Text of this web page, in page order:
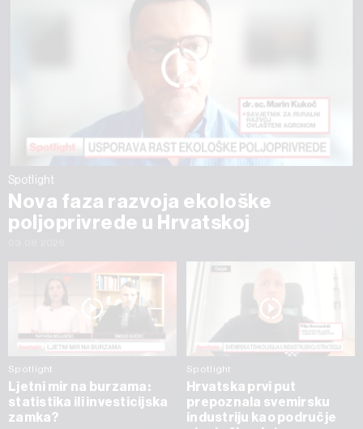
Spotlight
Nova faza razvoja ekološke
poljoprivrede u Hrvatskoj
Spotlight
Ljetni mir na burzama:
statistika ili investicijska
zamka?
Spotlight
Hrvatska prvi put
prepoznala svemirsku
industriju kao područje